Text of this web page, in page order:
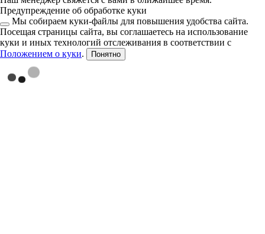
Предупреждение об обработке куки
Мы собираем куки-файлы для повышения удобства сайта.
Посещая страницы сайта, вы соглашаетесь на использование
куки и иных технологий отслеживания в соответствии с
Положением о куки. Понятно